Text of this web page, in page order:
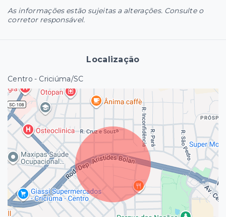
As informações estão sujeitas a alterações. Consulte o
corretor responsável.
Localização
Centro - Criciúma/SC